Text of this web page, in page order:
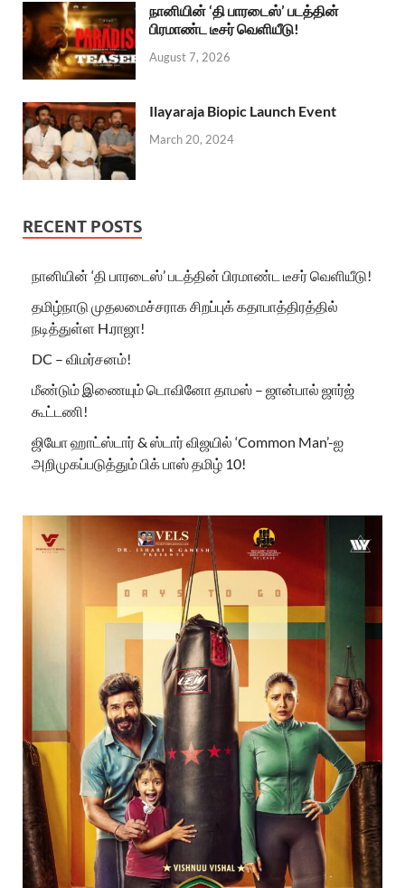
நானியின் ‘தி பாரடைஸ்’ படத்தின்
பிரமாண்ட டீசர் வெளியீடு!
August 7, 2026
Ilayaraja Biopic Launch Event
March 20, 2024
RECENT POSTS
நானியின் ‘தி பாரடைஸ்’ படத்தின் பிரமாண்ட டீசர் வெளியீடு!
தமிழ்நாடு முதலமைச்சராக சிறப்புக் கதாபாத்திரத்தில்
நடித்துள்ள H.ராஜா!
DC – விமர்சனம்!
மீண்டும் இணையும் டொவினோ தாமஸ் – ஜான்பால் ஜார்ஜ்
கூட்டணி!
ஜியோ ஹாட்ஸ்டார் & ஸ்டார் விஜயில் ‘Common Man’-ஐ
அறிமுகப்படுத்தும் பிக் பாஸ் தமிழ் 10!